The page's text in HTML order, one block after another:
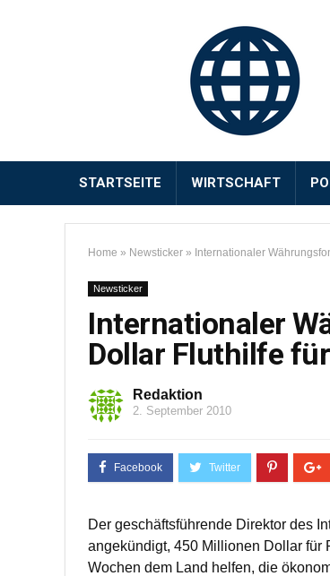
STARTSEITE WIRTSCHAFT
Home » Newsticker » Internationaler
Newsticker
Internationaler
Dollar Fluthilfe
Redaktion
2. September 2010
Der geschäftsführende Direktor des
angekündigt, 450 Millionen Dollar für
Wochen dem Land helfen, die